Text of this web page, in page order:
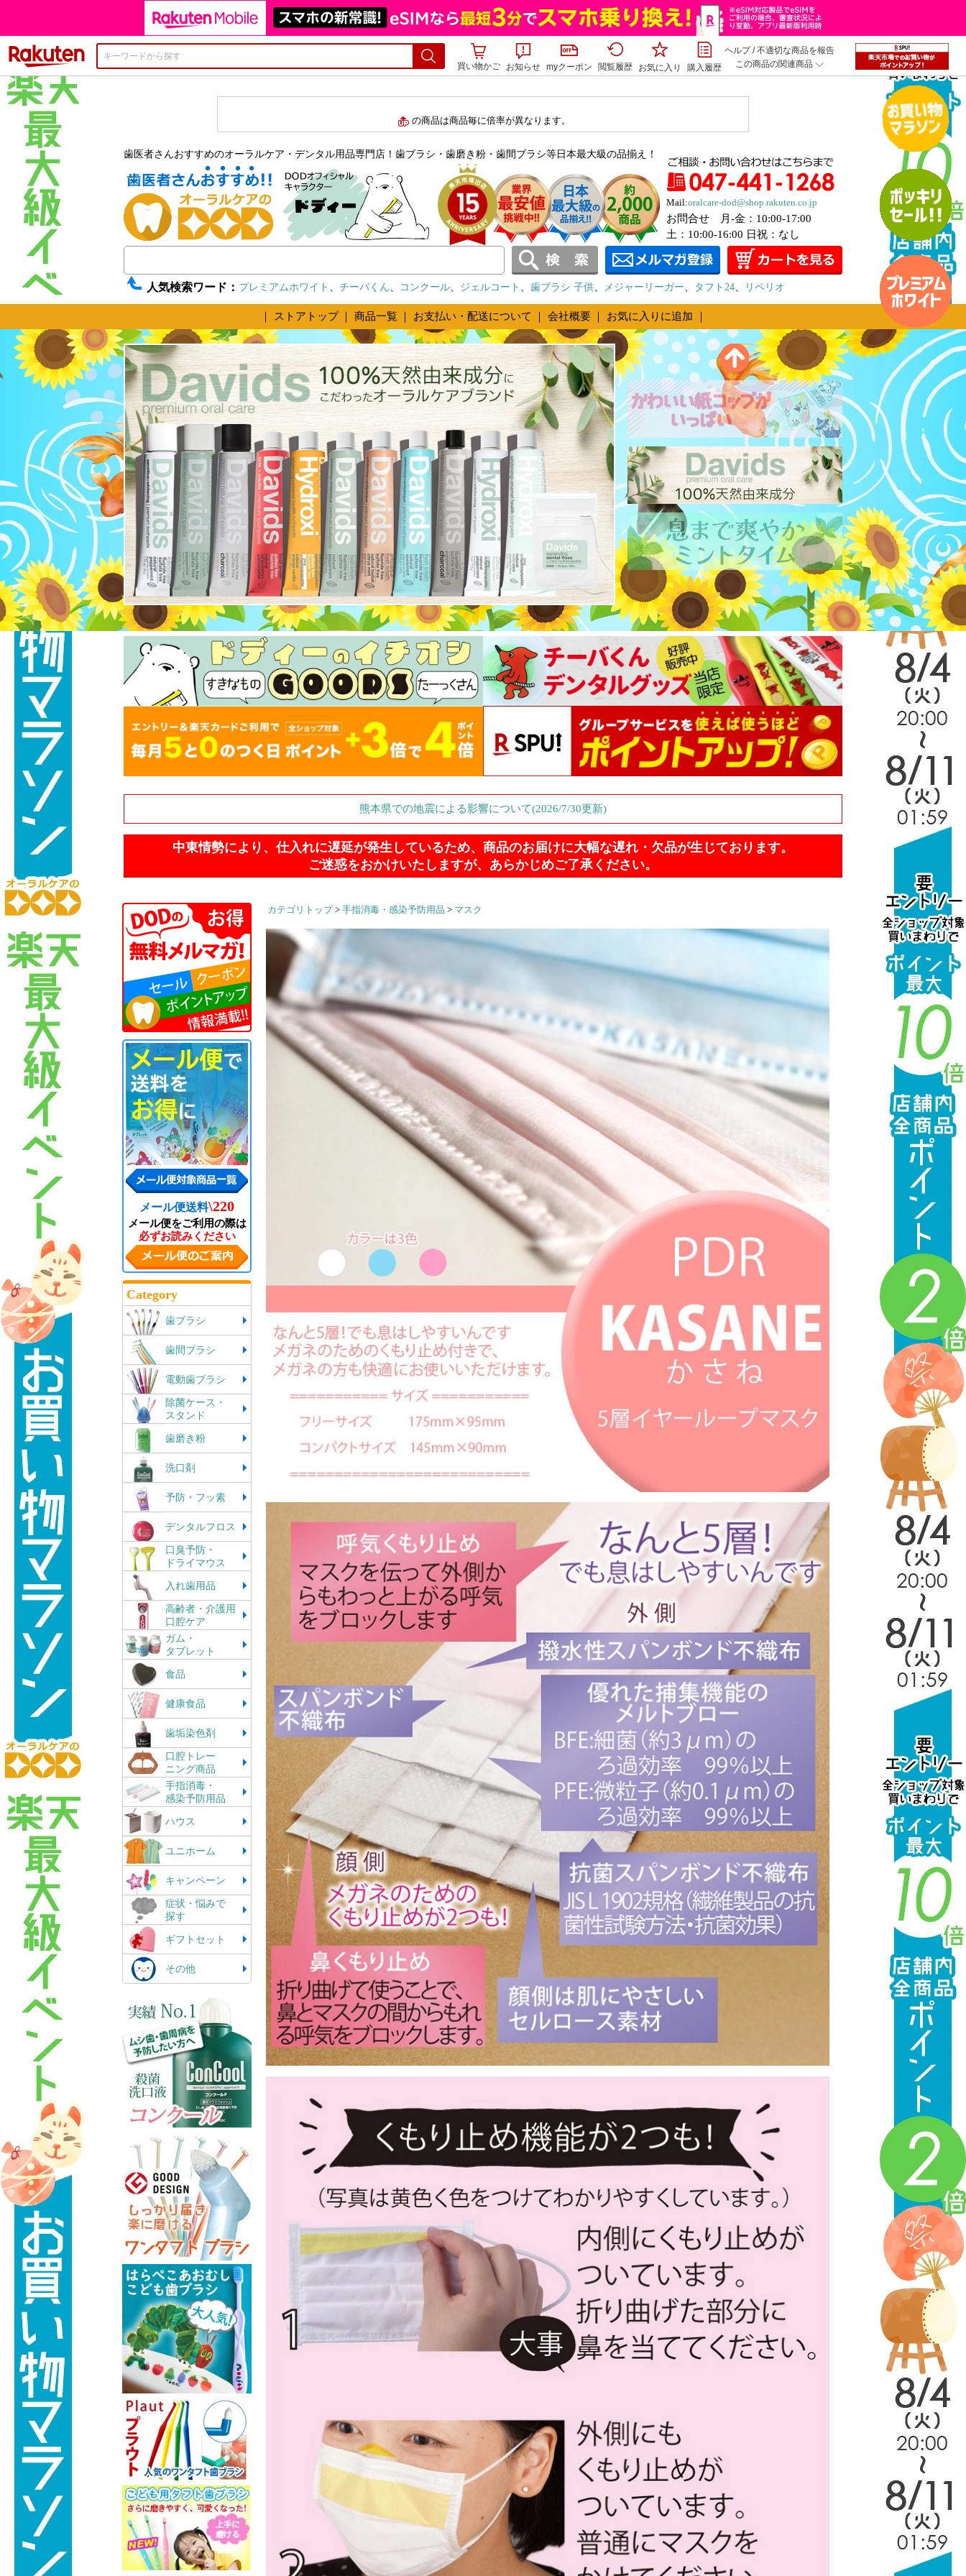
買い物かご
お知らせ myクーポン 閲覧履歴 お気に入り 購入履歴
ヘルプ/不適切な商品を報告
この商品の関連商品
の商品は商品毎に倍率が異なります。
歯医者さんおすすめのオーラルケア・デンタル用品専門店！歯ブラシ・歯磨き粉・歯間ブラシ等日本最大級の品揃え！
Mail:oralcare-dod@shop.rakuten.co.jp
お問合せ 月-金：10:00-17:00
土：10:00-16:00 日祝：なし
人気検索ワード： プレミアムホワイト 、 チーバくん、 コンクール、 ジェルコート 、 歯ブラシ 子供、 メジャーリーガー、 タフト24、 リペリオ
ストアトップ 商品一覧 お支払い・配送について 会社概要 お気に入りに追加
熊本県での地震による影響について(2026/7/30更新)
中東情勢により、仕入れに遅延が発生しているため、商品のお届けに大幅な遅れ・欠品が生じております。
ご迷惑をおかけいたしますが、あらかじめご了承ください。
メール便送料\220
メール便をご利用の際は
必ずお読みください
Category
歯ブラシ
歯間ブラシ
電動歯ブラシ
除菌ケース・
スタンド
歯磨き粉
洗口剤
予防・フッ素
デンタルフロス
口臭予防・
ドライマウス
入れ歯用品
高齢者・介護用
口腔ケア
ガム・
タブレット
食品
健康食品
歯垢染色剤
口腔トレー
ニング商品
手指消毒・
感染予防用品
ハウス
ユニホーム
キャンペーン
症状・悩みで
探す
ギフトセット
その他
カテゴリトップ > 手指消毒・感染予防用品 > マスク